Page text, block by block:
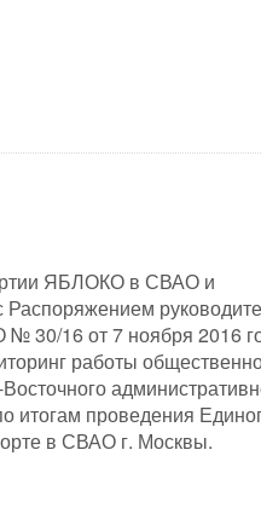
ЯБЛОКО в СВАО и
Распоряжением
30/16 от 7 ноября 2016
работы
итогам проведения
в СВАО г. Москвы.